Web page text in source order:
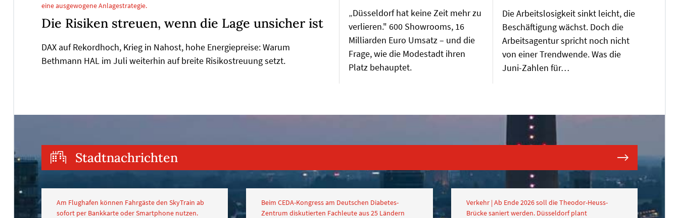
eine ausgewogene Anlagestrategie.
Die Risiken streuen, wenn die Lage unsicher ist
DAX auf Rekordhoch, Krieg in Nahost, hohe Energiepreise: Warum
Bethmann HAL im Juli weiterhin auf breite Risikostreuung setzt.
„Düsseldorf hat keine Zeit mehr zu
verlieren." 600 Showrooms, 16
Milliarden Euro Umsatz – und die
Frage, wie die Modestadt ihren
Platz behauptet.
Die Arbeitslosigkeit sinkt leicht, die
Beschäftigung wächst. Doch die
Arbeitsagentur spricht noch nicht
von einer Trendwende. Was die
Juni-Zahlen für…
Stadtnachrichten
Am Flughafen können Fahrgäste den SkyTrain ab
sofort per Bankkarte oder Smartphone nutzen.
Beim CEDA-Kongress am Deutschen Diabetes-
Zentrum diskutierten Fachleute aus 25 Ländern
Verkehr | Ab Ende 2026 soll die Theodor-Heuss-
Brücke saniert werden. Düsseldorf plant